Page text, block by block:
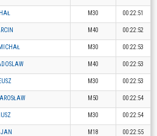
M30 00:22:51
M40 00:22:52
M30 00:22:53
M40 00:22:53
M30 00:22:53
M50 00:22:54
M30 00:22:54
JAN M18 00:22:55